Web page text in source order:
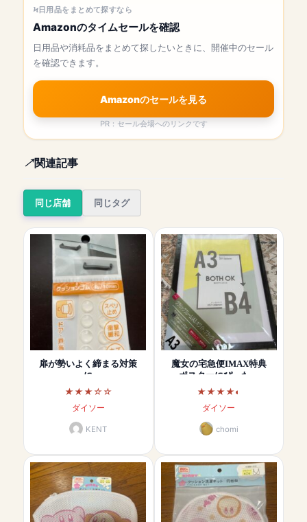
日用品をまとめて探すなら
Amazonのタイムセールを確認
日用品や消耗品をまとめて探したいときに、開催中のセール
を確認できます。
Amazonのセールを見る
PR：セール会場へのリンクです
関連記事
同じ店舗 同じタグ
扉が勢いよく締まる対策
に
ダイソー
KENT
魔女の宅急便IMAX特典
ポスターにぴった…
ダイソー
chomi